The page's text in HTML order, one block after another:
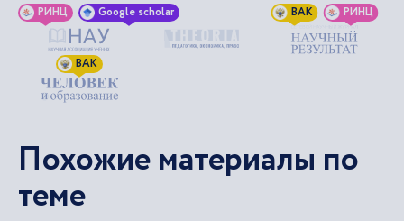
РИНЦ Google scholar ВАК РИНЦ
ВАК
Похожие материалы по
теме